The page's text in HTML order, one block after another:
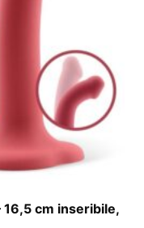
16,5 cm inseribile,